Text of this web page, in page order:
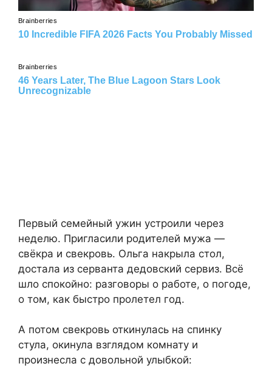
Первый семейный ужин устроили через
неделю. Пригласили родителей мужа —
свёкра и свекровь. Ольга накрыла стол,
достала из серванта дедовский сервиз. Всё
шло спокойно: разговоры о работе, о погоде,
о том, как быстро пролетел год.
А потом свекровь откинулась на спинку
стула, окинула взглядом комнату и
произнесла с довольной улыбкой: